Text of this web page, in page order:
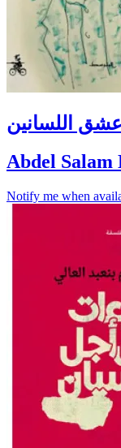
عشق اللسانين
Abdel Salam
Notify me when